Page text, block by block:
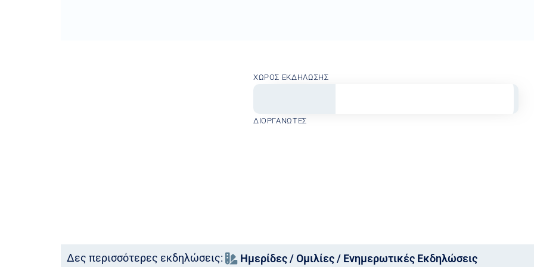
ΧΏΡΟΣ ΕΚΔΉΛΩΣΗΣ
ΔΙΟΡΓΑΝΩΤΈΣ
Δες περισσότερες εκδηλώσεις: Ημερίδες / Ομιλίες / Ενημερωτικές Εκδηλώσεις